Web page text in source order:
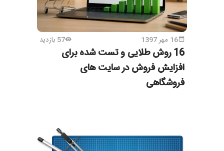
16 مهر 1397 57 بازدید
16 روش طلایی و تست شده برای
افزایش فروش در سایت های
فروشگاهی